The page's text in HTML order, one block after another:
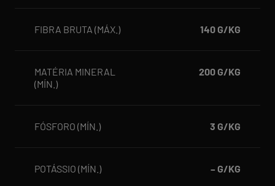
FIBRA BRUTA (MÁX.) 140 G/KG
MATÉRIA MINERAL
(MÍN.)
200 G/KG
FÓSFORO (MÍN.) 3 G/KG
POTÁSSIO (MÍN.) – G/KG